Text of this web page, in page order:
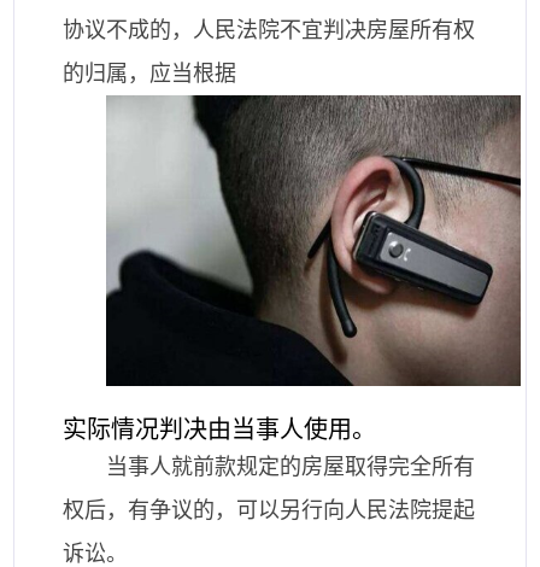
协议不成的，人民法院不宜判决房屋所有权
的归属，应当根据
实际情况判决由当事人使用。
当事人就前款规定的房屋取得完全所有
权后，有争议的，可以另行向人民法院提起
诉讼。